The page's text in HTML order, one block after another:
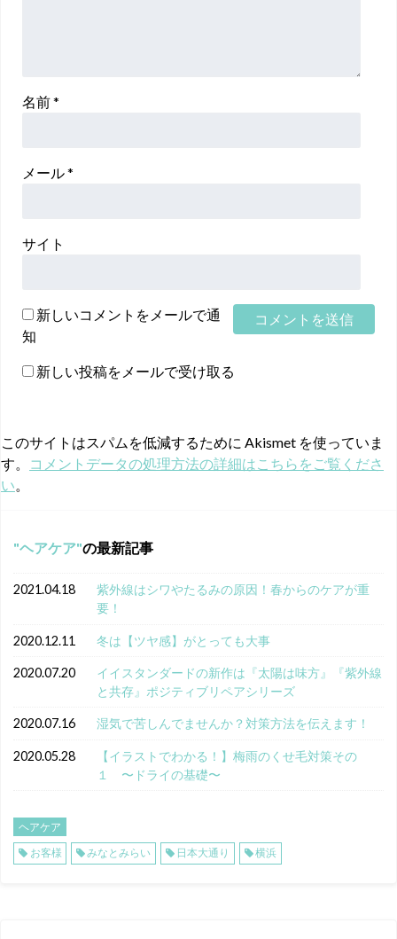
名前*
メール*
サイト
新しいコメントをメールで通
知
新しい投稿をメールで受け取る
このサイトはスパムを低減するために Akismet を使っていま
す。
コメントデータの処理方法の詳細はこちらをご覧くださ
い
ヘアケア の最新記事
2021.04.18
紫外線はシワやたるみの原因！春からのケアが重
要！
2020.12.11 冬は【ツヤ感】がとっても大事
2020.07.20
イイスタンダードの新作は『太陽は味方』『紫外線
と共存』ポジティブリペアシリーズ
2020.07.16 湿気で苦しんでませんか？対策方法を伝えます！
2020.05.28
【イラストでわかる！】梅雨のくせ毛対策その
１ 〜ドライの基礎〜
ヘアケア
お客様
みなとみらい 日本大通り 横浜